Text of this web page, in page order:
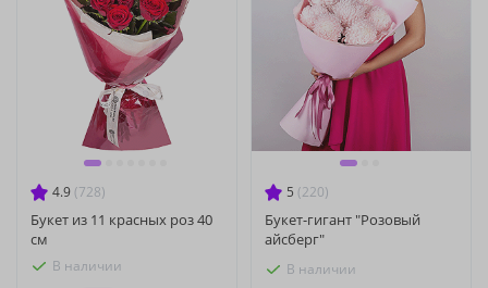
4.9 (728)
Букет из 11 красных роз 40
см
В наличии
5 (220)
Букет-гигант "Розовый
айсберг"
В наличии